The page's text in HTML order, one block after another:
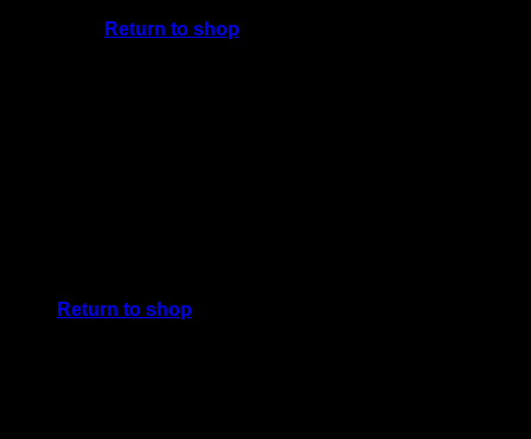
Return to shop
Return to shop